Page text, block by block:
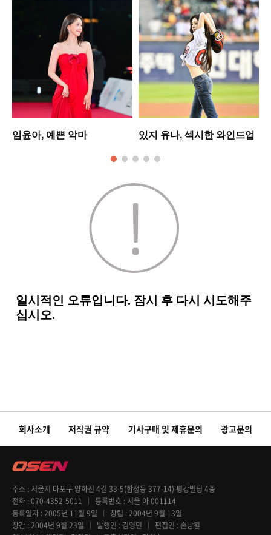
임윤아, 예쁜 악마 있지 유나, 섹시한 와인드업
회사소개 저작권 규약 기사구매 및 제휴문의 광고문의
주소
서울시 마포구 양화진 4길 33-5(합정동 377-14) 평강빌딩 4층
전화 070-4352-5011 등록번호
서울 아 001114
등록일자 2005년 11월 9일 창립 2004년 9월 13일
창간 2004년 9월 23일 발행인 김영민 편집인
손남원